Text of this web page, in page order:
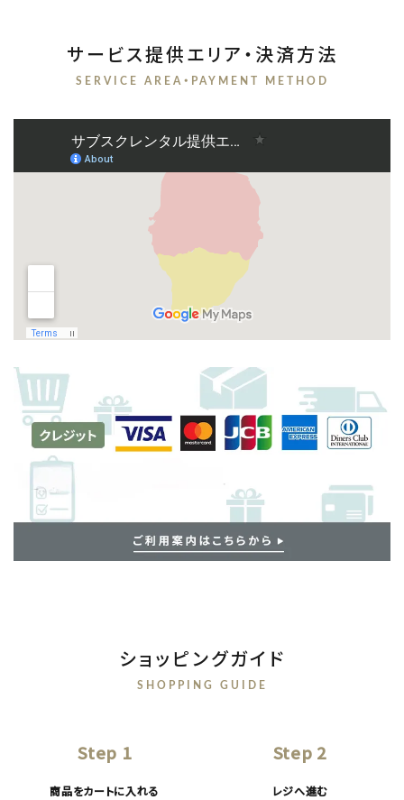
サービス提供エリア・決済方法
SERVICE AREA・PAYMENT METHOD
ショッピングガイド
SHOPPING GUIDE
Step 1
商品をカートに入れる
Step 2
レジへ進む